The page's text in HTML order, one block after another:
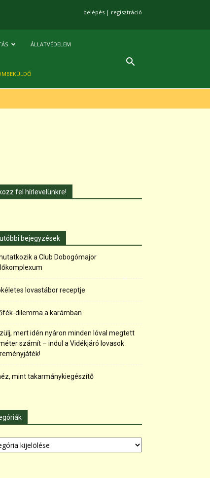
belépés | regisztráció
ÁLLATVÉDELEM
fel hírlevelünkre!
bejegyzések
a Club Dobogómajor
lovastábor receptje
dilemma a karámban
mert idén nyáron minden lóval megtett
számít – indul a Vidékjáró lovasok
mint takarmánykiegészítő